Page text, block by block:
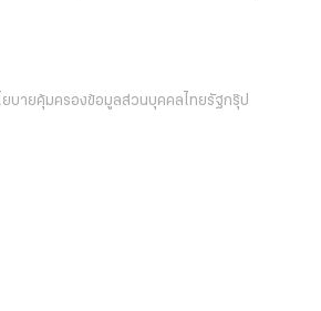
ยบายคุ้มครองข้อมูลส่วนบุคคลไทยรัฐกรุ๊ป